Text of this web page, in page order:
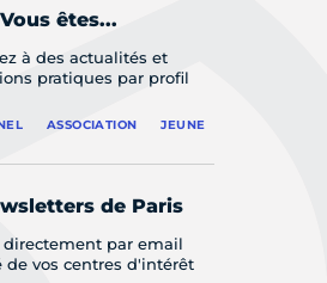
Vous êtes...
à des actualités et
pratiques par profil
ASSOCIATION JEUNE
de Paris
directement par email
de vos centres d'intérêt